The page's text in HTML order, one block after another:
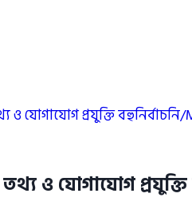
যোগাযোগ প্রযুক্তি
ও যোগাযোগ